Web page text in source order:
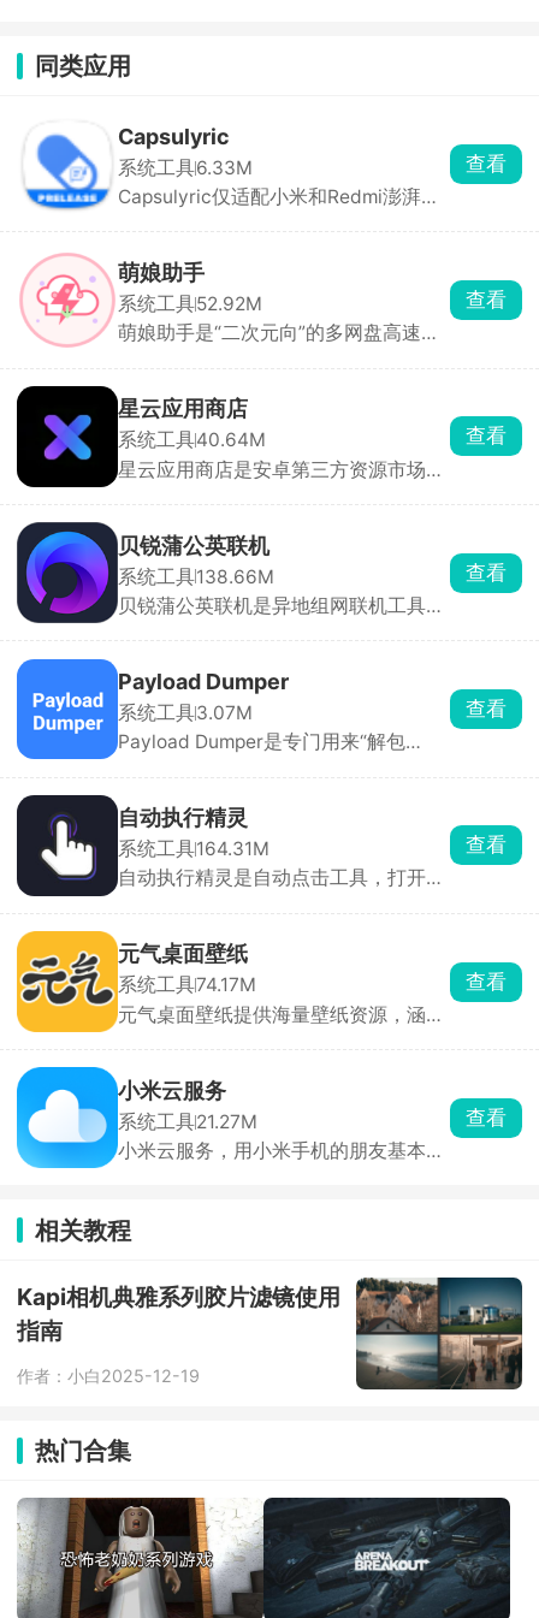
同类应用
Capsulyric
系统工具6.33M
Capsulyric仅适配小米和Redmi澎湃系
滚动实时歌词，不遮挡屏幕画面，进度
条跟随歌曲专辑封面自动动态变色。
查看
萌娘助手
系统工具52.92M
萌娘助手是“二次元向”的多网盘高速下
首页关键词直达，可搜动漫、漫画、游
戏、学习资料，链接有效性实时检测 。
如果你是 ACG 资源党，又苦于百度网
盘 10 KB/s，萌娘助手就是现成的“二次
查看
星云应用商店
系统工具40.64M
星云应用商店是安卓第三方资源市场，
直接搜名字，点下载之后自动帮你完成
安装。每款软件都附带简介、截图、版
本号，能看清是什么用途再下载，还能
查看历史旧版本，新版本不好用可以降
查看
贝锐蒲公英联机
系统工具138.66M
贝锐蒲公英联机是异地组网联机工具，
的游戏，所有人都装上这个APP，房主
直接选游戏开房间，把房间号发给朋
友，对方输入房间号加入组网，俩人就
跟一个房间连一个WiFi一样，进游戏局
设备，功能很实在。
查看
Payload Dumper
系统工具3.07M
Payload Dumper是专门用来“解包
boot.img、system.img、vendor.img
等独立镜像文件，方便刷机、Root、救
砖或做 ROM 对比。自带文件选择器 +
进度条，无需敲命令。摆脱电脑与命令
利器 。
查看
自动执行精灵
系统工具164.31M
自动执行精灵是自动点击工具，打开无
循环回放，能调点击快慢、按压时长、
循环次数。日常能用的场景特别多，手
游挂机收资源、重复日常任务，各类
APP 每日一键签到，看小说、短视频设
查看
元气桌面壁纸
系统工具74.17M
元气桌面壁纸提供海量壁纸资源，涵盖
分壁纸支持用户自定义互动效果，如根
据鼠标位置变化、点击触发动画等，让
桌面更加个性化。同时提供多种主题和
皮肤选择，用户可以根据个人喜好自定
以根据需求自由选择和调整。
查看
小米云服务
系统工具21.27M
小米云服务，用小米手机的朋友基本都
机、丢手机、误删文件全都能兜底。手
机本地照片嫌占空间，直接开云相册，
直接登录同一个小米账号，开启云恢
复，以前的布局、聊天记录、照片一键
全部复原，不用一个个手动复制粘贴，
查看
相关教程
Kapi相机典雅系列胶片滤镜使用
指南
作者：小白2025-12-19
热门合集